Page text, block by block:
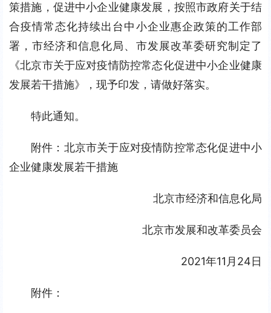
策措施，促进中小企业健康发展，按照市政府关于结
合疫情常态化持续出台中小企业惠企政策的工作部
署，市经济和信息化局、市发展改革委研究制定了
《北京市关于应对疫情防控常态化促进中小企业健康
发展若干措施》，现予印发，请做好落实。
特此通知。
附件：北京市关于应对疫情防控常态化促进中小
企业健康发展若干措施
北京市经济和信息化局
北京市发展和改革委员会
2021年11月24日
附件：